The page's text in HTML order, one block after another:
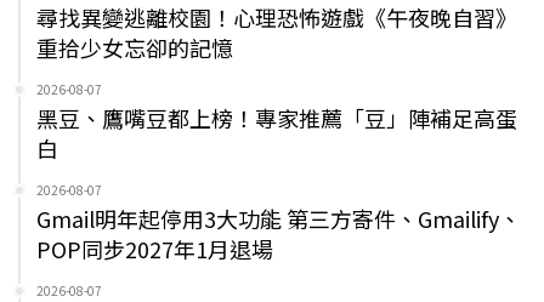
尋找異變逃離校園！心理恐怖遊戲《午夜晚自習》
重拾少女忘卻的記憶
2026-08-07
黑豆、鷹嘴豆都上榜！專家推薦「豆」陣補足高蛋
白
2026-08-07
Gmail明年起停用3大功能 第三方寄件、Gmailify、
POP同步2027年1月退場
2026-08-07